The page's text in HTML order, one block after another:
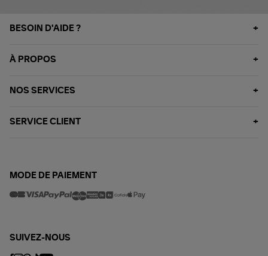
BESOIN D'AIDE ?
À PROPOS
NOS SERVICES
SERVICE CLIENT
MODE DE PAIEMENT
SUIVEZ-NOUS